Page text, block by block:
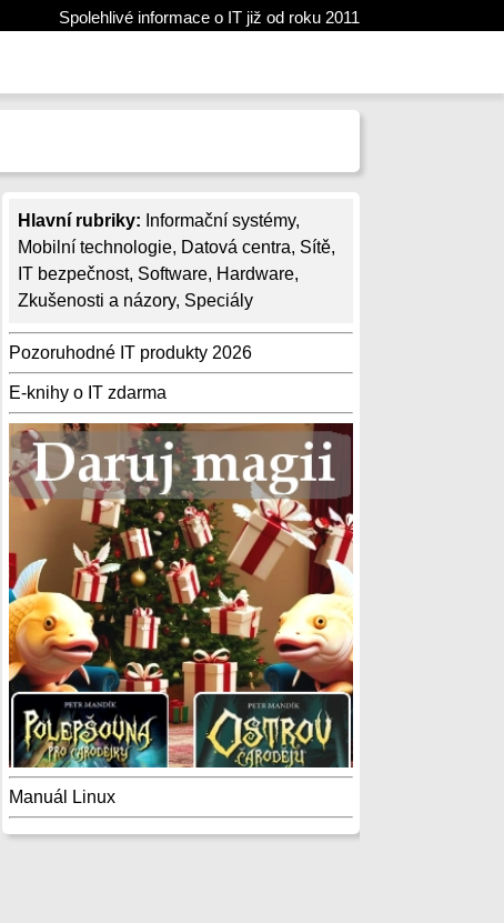
Spolehlivé informace o IT již od roku 2011
Hlavní rubriky: Informační systémy,
Mobilní technologie, Datová centra, Sítě,
IT bezpečnost, Software, Hardware,
Zkušenosti a názory, Speciály
Pozoruhodné IT produkty 2026
E-knihy o IT zdarma
Manuál Linux